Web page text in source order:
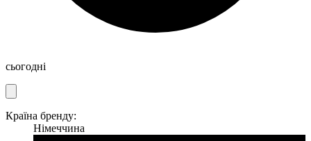
сьогодні
Країна бренду:
Німеччина